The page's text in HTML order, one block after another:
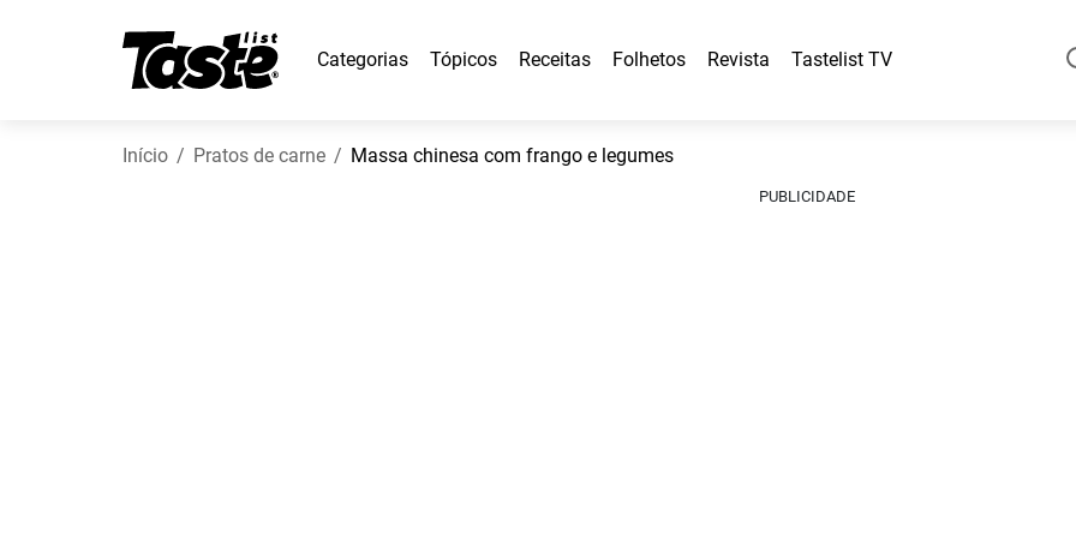
Categorias Tópicos Receitas Folhetos Revista Tastelist TV
Início Pratos de carne Massa chinesa com frango e legumes
PUBLICIDADE